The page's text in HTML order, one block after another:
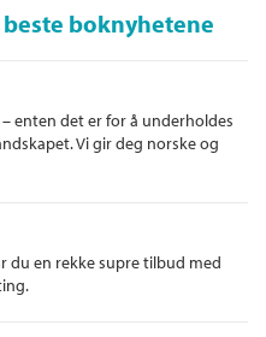
boknyhetene
enten det er for å underholdes
Vi gir deg norske og
du en rekke supre tilbud med